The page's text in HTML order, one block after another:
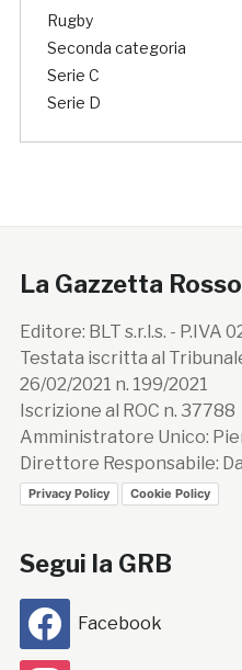
Rugby
Seconda categoria
Serie C
Serie D
La Gazzetta
Editore: BLT s.r.l.s. - P.IVA
Testata iscritta al
26/02/2021 n. 199/2021
Iscrizione al ROC n. 37788
Amministratore Unico:
Direttore Responsabile:
Privacy Policy Cookie Policy
Segui la GRB
Facebook